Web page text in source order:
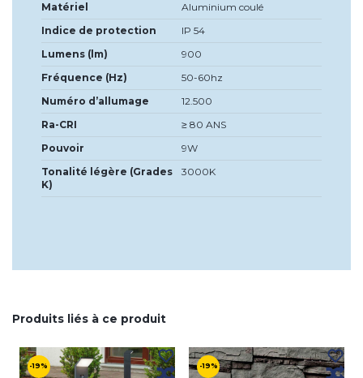
Matériel
Aluminium coulé
Indice de protection
IP 54
Lumens (lm)
900
Fréquence (Hz)
50-60hz
Numéro d’allumage
12.500
Ra-CRI
≥ 80 ANS
Pouvoir
9W
Tonalité légère (Grades
K)
3000K
Produits liés à ce produit
-19% -19%